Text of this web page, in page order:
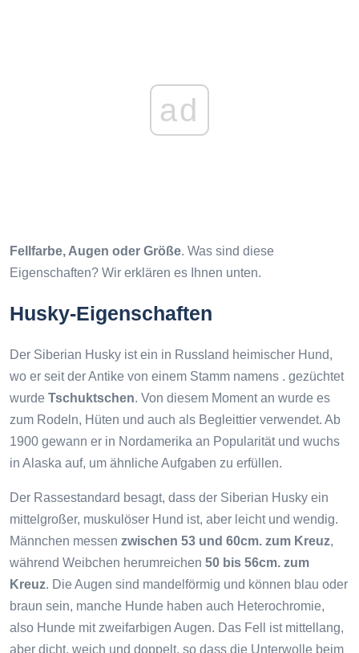
ad
Fellfarbe, Augen oder Größe. Was sind diese
Eigenschaften? Wir erklären es Ihnen unten.
Husky-Eigenschaften
Der Siberian Husky ist ein in Russland heimischer Hund,
wo er seit der Antike von einem Stamm namens . gezüchtet
wurde Tschuktschen. Von diesem Moment an wurde es
zum Rodeln, Hüten und auch als Begleittier verwendet. Ab
1900 gewann er in Nordamerika an Popularität und wuchs
in Alaska auf, um ähnliche Aufgaben zu erfüllen.
Der Rassestandard besagt, dass der Siberian Husky ein
mittelgroßer, muskulöser Hund ist, aber leicht und wendig.
Männchen messen zwischen 53 und 60cm. zum Kreuz,
während Weibchen herumreichen 50 bis 56cm. zum
Kreuz. Die Augen sind mandelförmig und können blau oder
braun sein, manche Hunde haben auch Heterochromie,
also Hunde mit zweifarbigen Augen. Das Fell ist mittellang,
aber dicht, weich und doppelt, so dass die Unterwolle beim